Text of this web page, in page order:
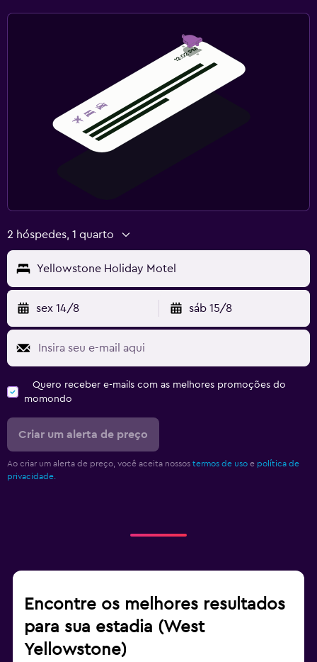
2 hóspedes, 1 quarto
Yellowstone Holiday Motel
sex 14/8 sáb 15/8
Quero receber e-mails com as melhores promoções do
momondo
Criar um alerta de preço
Ao criar um alerta de preço, você aceita nossos termos de uso e política de
privacidade.
Encontre os melhores resultados
para sua estadia (West
Yellowstone)